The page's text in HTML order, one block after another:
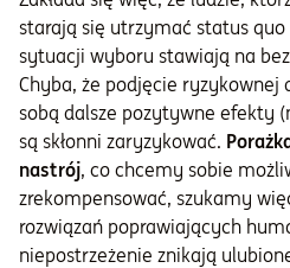
starają się utrzymać status
sytuacji wyboru stawiają na
Chyba, że podjęcie ryzykownej
sobą dalsze pozytywne efekty
są skłonni zaryzykować.
nastrój, co chcemy sobie
zrekompensować, szukamy
rozwiązań poprawiających
niepostrzeżenie znikają